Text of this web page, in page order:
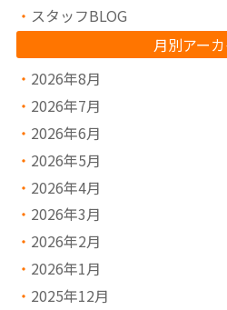
スタッフBLOG
月別アー
2026年8月
2026年7月
2026年6月
2026年5月
2026年4月
2026年3月
2026年2月
2026年1月
2025年12月